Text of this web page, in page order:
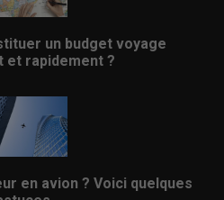
un budget voyage
et rapidement ?
en avion ? Voici quelques